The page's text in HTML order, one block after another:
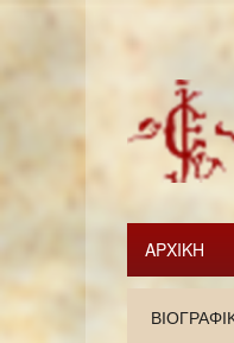
ΑΡΧΙΚΗ